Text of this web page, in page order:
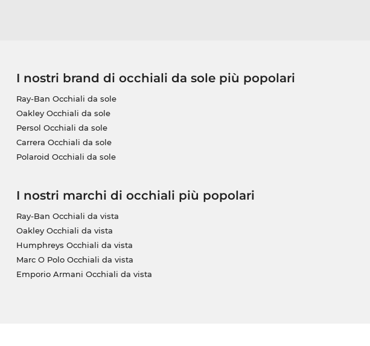
I nostri brand di occhiali da sole più popolari
Ray-Ban Occhiali da sole
Oakley Occhiali da sole
Persol Occhiali da sole
Carrera Occhiali da sole
Polaroid Occhiali da sole
I nostri marchi di occhiali più popolari
Ray-Ban Occhiali da vista
Oakley Occhiali da vista
Humphreys Occhiali da vista
Marc O Polo Occhiali da vista
Emporio Armani Occhiali da vista